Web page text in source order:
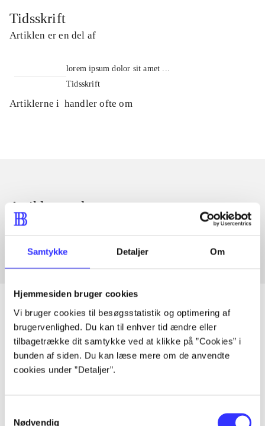
Samtykke Detaljer Om
Hjemmesiden bruger cookies
Vi bruger cookies til besøgsstatistik og optimering af
brugervenlighed. Du kan til enhver tid ændre eller
tilbagetrække dit samtykke ved at klikke på ”Cookies” i
bunden af siden. Du kan læse mere om de anvendte
cookies under ”Detaljer”.
Nødvendig
Tidsskrift
Artiklen er en del af
lorem ipsum dolor sit amet ...
Tidsskrift
Artiklerne i handler ofte om
Artikler med samme emner
Fra
Artikler
Alle registrerede artikler fordelt på udgivelser